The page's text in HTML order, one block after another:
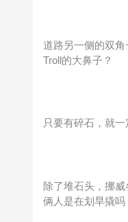
道路另一侧的双
Troll的大鼻子？
只要有碎石，就
除了堆石头，挪
俩人是在划旱撬吗